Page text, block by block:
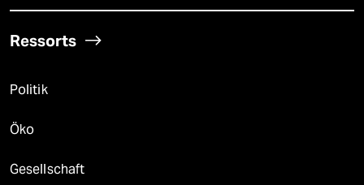
Ressorts
Politik
Öko
Gesellschaft